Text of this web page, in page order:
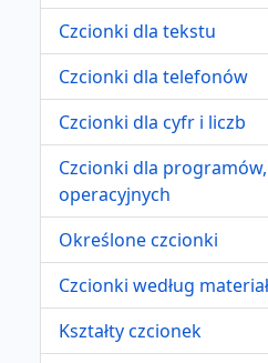
Czcionki dla tekstu
Czcionki dla telefonów
Czcionki dla cyfr i liczb
Czcionki dla
operacyjnych
Określone czcionki
Czcionki według
Kształty czcionek